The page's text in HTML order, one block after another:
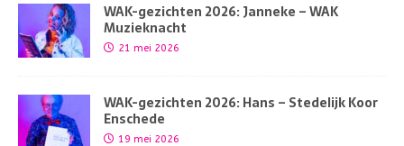
WAK-gezichten 2026: Janneke – WAK
Muzieknacht
21 mei 2026
WAK-gezichten 2026: Hans – Stedelijk Koor
Enschede
19 mei 2026